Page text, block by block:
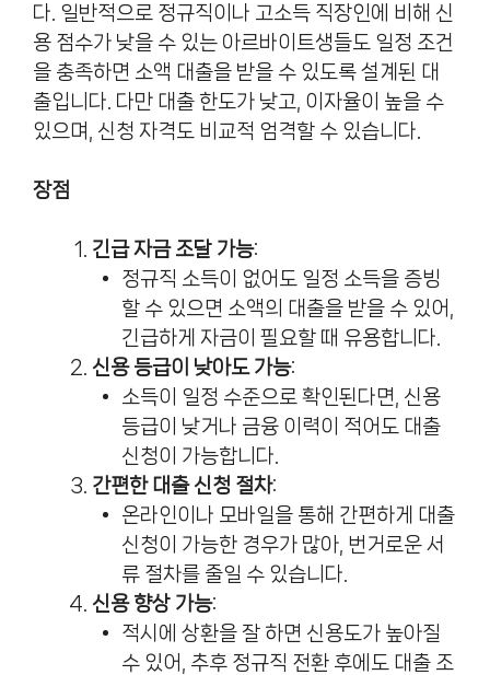
다. 일반적으로 정규직이나 고소득 직장인에 비해 신
용 점수가 낮을 수 있는 아르바이트생들도 일정 조건
을 충족하면 소액 대출을 받을 수 있도록 설계된 대
출입니다. 다만 대출 한도가 낮고, 이자율이 높을 수
있으며, 신청 자격도 비교적 엄격할 수 있습니다.
장점
긴급 자금 조달 가능:
정규직 소득이 없어도 일정 소득을 증빙
할 수 있으면 소액의 대출을 받을 수 있어,
긴급하게 자금이 필요할 때 유용합니다.
신용 등급이 낮아도 가능:
소득이 일정 수준으로 확인된다면, 신용
등급이 낮거나 금융 이력이 적어도 대출
신청이 가능합니다.
간편한 대출 신청 절차:
온라인이나 모바일을 통해 간편하게 대출
신청이 가능한 경우가 많아, 번거로운 서
류 절차를 줄일 수 있습니다.
신용 향상 가능:
적시에 상환을 잘 하면 신용도가 높아질
수 있어, 추후 정규직 전환 후에도 대출 조